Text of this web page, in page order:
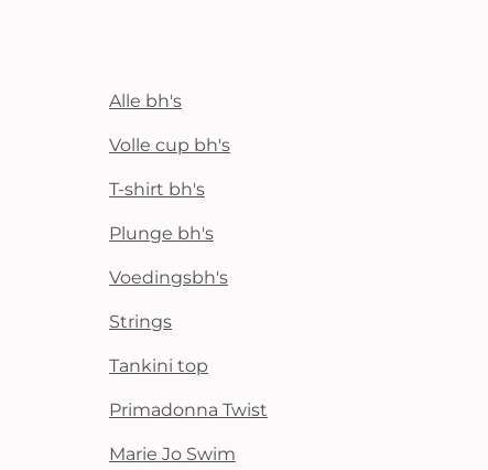
Alle bh's
Volle cup bh's
T-shirt bh's
Plunge bh's
Voedingsbh's
Strings
Tankini top
Primadonna Twist
Marie Jo Swim